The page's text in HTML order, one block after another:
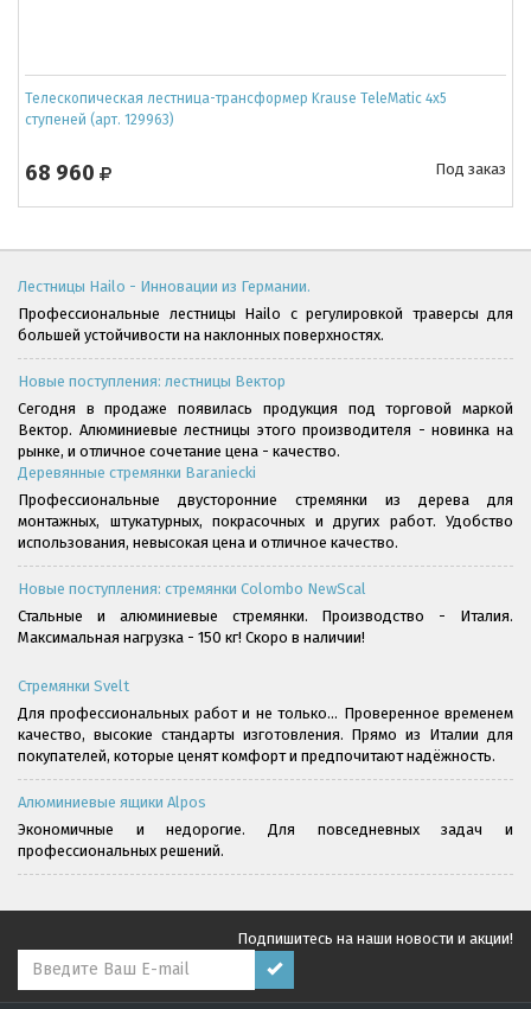
Телескопическая лестница-трансформер Krause TeleMatic 4x5
ступеней (арт. 129963)
68 960 Под заказ
Лестницы Hailo - Инновации из Германии.
Профессиональные лестницы Hailo с регулировкой траверсы для
большей устойчивости на наклонных поверхностях.
Новые поступления: лестницы Вектор
Сегодня в продаже появилась продукция под торговой маркой
Вектор. Алюминиевые лестницы этого производителя - новинка на
рынке, и отличное сочетание цена - качество.
Деревянные стремянки Baraniecki
Профессиональные двусторонние стремянки из дерева для
монтажных, штукатурных, покрасочных и других работ. Удобство
использования, невысокая цена и отличное качество.
Новые поступления: стремянки Colombo NewScal
Стальные и алюминиевые стремянки. Производство - Италия.
Максимальная нагрузка - 150 кг! Скоро в наличии!
Стремянки Svelt
Для профессиональных работ и не только... Проверенное временем
качество, высокие стандарты изготовления. Прямо из Италии для
покупателей, которые ценят комфорт и предпочитают надёжность.
Алюминиевые ящики Alpos
Экономичные и недорогие. Для повседневных задач и
профессиональных решений.
Подпишитесь на наши новости и акции!